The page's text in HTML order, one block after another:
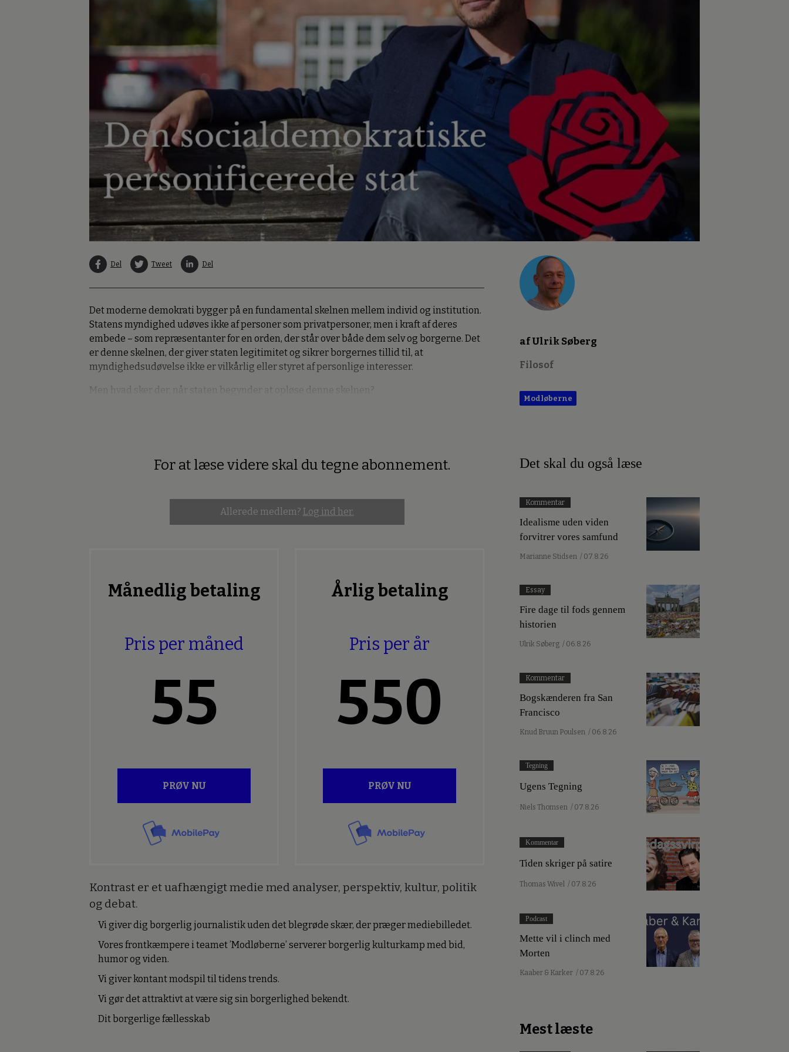
Del Tweet Del
Det moderne demokrati bygger på en fundamental skelnen mellem individ og institution.
Statens myndighed udøves ikke af personer som privatpersoner, men i kraft af deres
embede – som repræsentanter for en orden, der står over både dem selv og borgerne. Det
er denne skelnen, der giver staten legitimitet og sikrer borgernes tillid til, at
myndighedsudøvelse ikke er vilkårlig eller styret af personlige interesser.
Men hvad sker der, når staten begynder at opløse denne skelnen?
PremiumFor at læse videre skal du tegne abonnement.
Allerede medlem? Log ind her.
Månedlig betaling
Pris per måned
55
PRØV NU
Årlig betaling
Pris per år
550
PRØV NU
Kontrast er et uafhængigt medie med analyser, perspektiv, kultur, politik
og debat.
Vi giver dig borgerlig journalistik uden det blegrøde skær, der præger mediebilledet.
Vores frontkæmpere i teamet ’Modløberne’ serverer borgerlig kulturkamp med bid,
humor og viden.
Vi giver kontant modspil til tidens trends.
Vi gør det attraktivt at være sig sin borgerlighed bekendt.
Dit borgerlige fællesskab
af Ulrik Søberg
Filosof
Modløberne
Det skal du også læse
Kommentar
Idealisme uden viden
forvitrer vores samfund
Marianne Stidsen / 07.8.26
Essay
Fire dage til fods gennem
historien
Ulrik Søberg / 06.8.26
Kommentar
Bogskænderen fra San
Francisco
Knud Bruun Poulsen / 06.8.26
Tegning
Ugens Tegning
Niels Thomsen / 07.8.26
Kommentar
Tiden skriger på satire
Thomas Wivel / 07.8.26
Podcast
Mette vil i clinch med
Morten
Kaaber & Karker / 07.8.26
Mest læste